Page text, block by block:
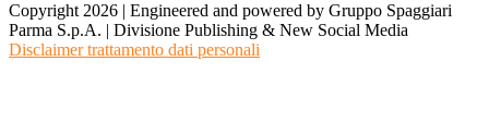
Copyright 2026 | Engineered and powered by Gruppo Spaggiari
Parma S.p.A. | Divisione Publishing & New Social Media
Disclaimer trattamento dati personali